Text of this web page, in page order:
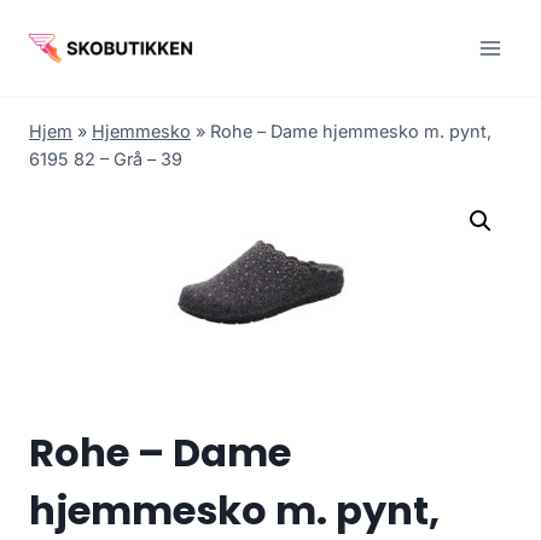
Hjem » Hjemmesko » Rohe – Dame hjemmesko m. pynt,
6195 82 – Grå – 39
Rohe – Dame
hjemmesko m. pynt,